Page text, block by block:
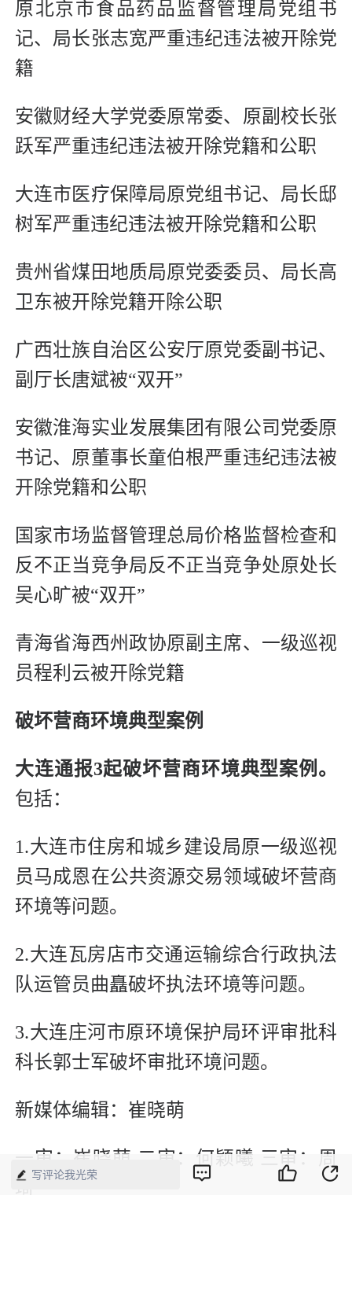
原北京市食品药品监督管理局党组书
记、局长张志宽严重违纪违法被开除党
籍
安徽财经大学党委原常委、原副校长张
跃军严重违纪违法被开除党籍和公职
大连市医疗保障局原党组书记、局长邸
树军严重违纪违法被开除党籍和公职
贵州省煤田地质局原党委委员、局长高
卫东被开除党籍开除公职
广西壮族自治区公安厅原党委副书记、
副厅长唐斌被“双开”
安徽淮海实业发展集团有限公司党委原
书记、原董事长童伯根严重违纪违法被
开除党籍和公职
国家市场监督管理总局价格监督检查和
反不正当竞争局反不正当竞争处原处长
吴心旷被“双开”
青海省海西州政协原副主席、一级巡视
员程利云被开除党籍
破坏营商环境典型案例
大连通报3起破坏营商环境典型案例。
包括：
1.大连市住房和城乡建设局原一级巡视
员马成恩在公共资源交易领域破坏营商
环境等问题。
2.大连瓦房店市交通运输综合行政执法
队运管员曲矗破坏执法环境等问题。
3.大连庄河市原环境保护局环评审批科
科长郭士军破坏审批环境问题。
新媒体编辑：崔晓萌
一审：崔晓萌 二审：何颖曦 三审：周
写评论我光荣